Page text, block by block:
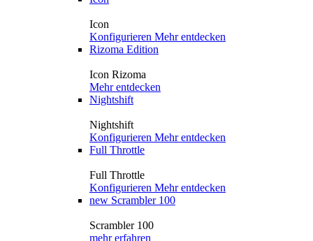
Icon
Konfigurieren Mehr entdecken
Rizoma Edition
Icon Rizoma
Mehr entdecken
Nightshift
Nightshift
Konfigurieren Mehr entdecken
Full Throttle
Full Throttle
Konfigurieren Mehr entdecken
new Scrambler 100
Scrambler 100
mehr erfahren